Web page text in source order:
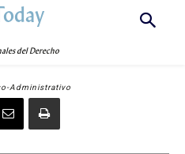
del Derecho
Administrativo